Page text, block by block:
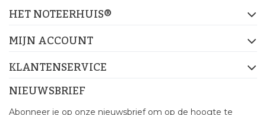
HET NOTEERHUIS®
MIJN ACCOUNT
KLANTENSERVICE
NIEUWSBRIEF
Abonneer je op onze nieuwsbrief om op de hoogte te